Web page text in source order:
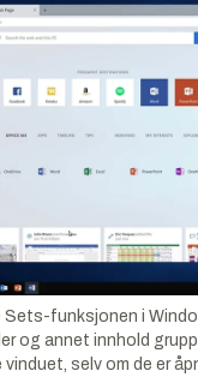
Sets-funksjonen i
og annet innhold
selv om de er